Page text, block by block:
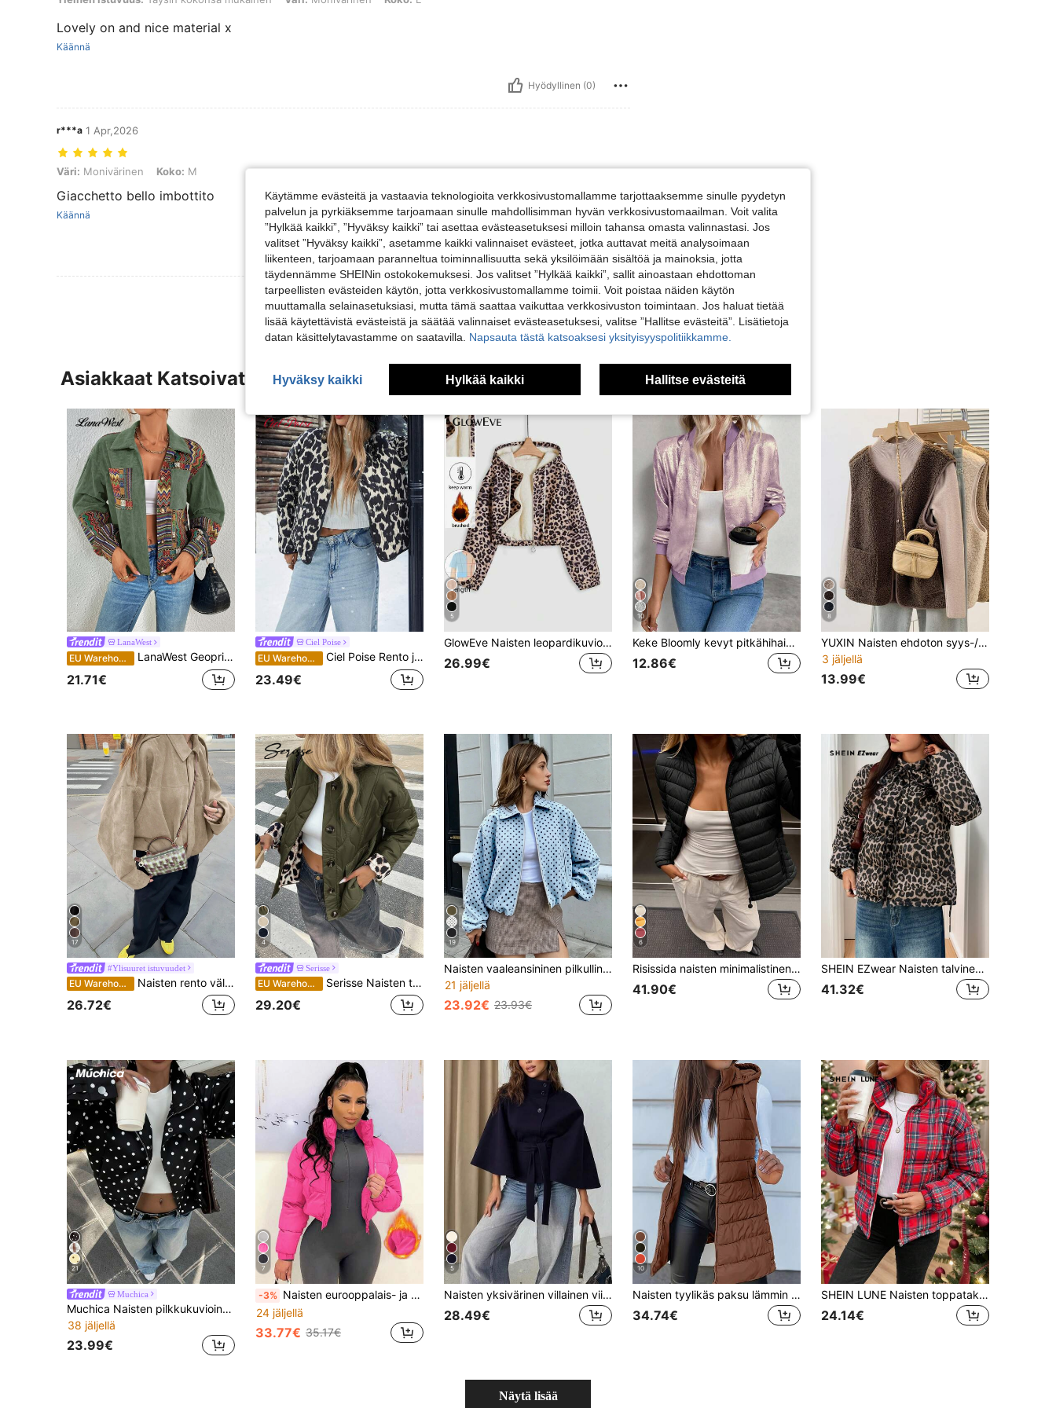
Lovely on and nice material x
Käännä
Hyödyllinen (0)
r***a 1 Apr,2026
Väri: Monivärinen, Koko: M
Väri: Monivärinen Koko: M
Giacchetto bello imbottito
Käännä
Hyödyllinen (0)
Asiakkaat Katsoivat Myös
LanaWest
EU Warehouse LanaWest Geoprinttikuvioinen alasvedettävä samettitakki syksy-talvikankaasta naisille
21.71€
Ciel Poise
EU Warehouse Ciel Poise Rento ja monikäyttöinen naisten pehmustettu takki, pyöreä kaulus, väljä malli, pitkät hihat, leopardikuosi, syksy/talvi, western retro cheetah-kuosi
23.49€
5
GlowEve Naisten leopardikuvioinen vetoketjullinen takki syksy-talvikankaasta naisille
26.99€
10
Keke Bloomly kevyt pitkähihainen harmaa foliopintainen takki, naisten neuletakit, naisten kevyet neuletakit, maalaistyyliset asut naisille
12.86€
8
YUXIN Naisten ehdoton syys-/talvivaate! Pehmeä lampaanvillajäljitelmäinen hihaton neuletakki, jossa kaksi taskua. Erittäin lämmin ja monipuolinen arkikäyttöön kesällä.
3 jäljellä
13.99€
17
#Ylisuuret istuvuudet
EU Warehouse Naisten rento väljä syksytakki, keinonahkainen mokka, pitkät hihat, yksirivinen napitus
26.72€
4
Serisse
EU Warehouse Serisse Naisten tikattu toppatakki, jossa edessä napitus, rento ja lämmin syksyyn/talveen, vihreä
29.20€
19
Naisten vaaleansininen pilkullinen vetoketjullinen takki - rento ja väljä kaulus kevät-/syystakki
21 jäljellä
23.92€ 23.93€
6
Risissida naisten minimalistinen ulkoilutakki, sopii syksyyn, hupulla ja taskuilla, sopii työmatkoille ja vapaa-aikaan, naisten talvitakki musta elegantti
41.90€
SHEIN EZwear Naisten talvinen solmittava pitkähihainen leopardikuvioinen kudottu tuulenpitävä toppatakki
41.32€
21
Muchica
Muchica Naisten pilkkukuvioinen vetoketjullinen pitkähihainen muotitakki
38 jäljellä
23.99€
7
-3% Naisten eurooppalais- ja amerikkalaistyylinen lyhythihainen vetoketjullinen lämmin talvitakki
24 jäljellä
33.77€ 35.17€
5
Naisten yksivärinen villainen viitta edessä napeilla ja solmittavalla vyötäröllä, rento ja treffiasu, syksy/talvi-ylitakki
28.49€
10
Naisten tyylikäs paksu lämmin hupullinen liivi, yksivärinen, kaikkivuotinen, streetwear, ulkovaate, vetoketjutaskut ja kiristysnyöri, syksy
34.74€
SHEIN LUNE Naisten toppatakki, jouluinen naisten vaatteet, naisten vetoketjullinen pitkähihainen, ruudullinen, minimalistinen, rento, samettitoppatakki syksyllä/talvella
24.14€
Näytä lisää
Käytämme evästeitä ja vastaavia teknologioita verkkosivustomallamme tarjottaaksemme sinulle pyydetyn
palvelun ja pyrkiäksemme tarjoamaan sinulle mahdollisimman hyvän verkkosivustomaailman. Voit valita
”Hylkää kaikki”, ”Hyväksy kaikki” tai asettaa evästeasetuksesi milloin tahansa omasta valinnastasi. Jos
valitset ”Hyväksy kaikki”, asetamme kaikki valinnaiset evästeet, jotka auttavat meitä analysoimaan
liikenteen, tarjoamaan paranneltua toiminnallisuutta sekä yksilöimään sisältöä ja mainoksia, jotta
täydennämme SHEINin ostokokemuksesi. Jos valitset ”Hylkää kaikki”, sallit ainoastaan ehdottoman
tarpeellisten evästeiden käytön, jotta verkkosivustomallamme toimii. Voit poistaa näiden käytön
muuttamalla selainasetuksiasi, mutta tämä saattaa vaikuttaa verkkosivuston toimintaan. Jos haluat tietää
lisää käytettävistä evästeistä ja säätää valinnaiset evästeasetuksesi, valitse ”Hallitse evästeitä”. Lisätietoja
datan käsittelytavastamme on saatavilla. Napsauta tästä katsoaksesi yksityisyyspolitiikkamme.
Hyväksy kaikki Hylkää kaikki Hallitse evästeitä